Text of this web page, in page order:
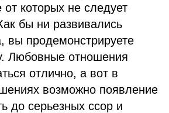
от которых не следует
бы ни развивались
вы продемонстрируете
Любовные отношения
отлично, а вот в
возможно появление
до серьезных ссор и